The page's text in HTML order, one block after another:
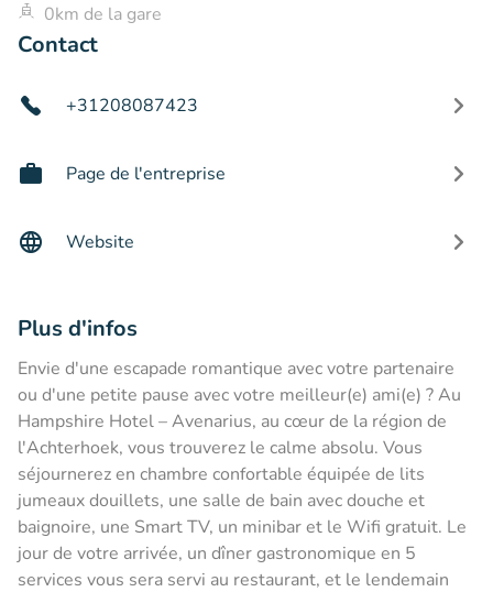
0km de la gare
Contact
+31208087423
Page de l'entreprise
Website
Plus d'infos
Envie d'une escapade romantique avec votre partenaire
ou d'une petite pause avec votre meilleur(e) ami(e) ? Au
Hampshire Hotel – Avenarius, au cœur de la région de
l'Achterhoek, vous trouverez le calme absolu. Vous
séjournerez en chambre confortable équipée de lits
jumeaux douillets, une salle de bain avec douche et
baignoire, une Smart TV, un minibar et le Wifi gratuit. Le
jour de votre arrivée, un dîner gastronomique en 5
services vous sera servi au restaurant, et le lendemain